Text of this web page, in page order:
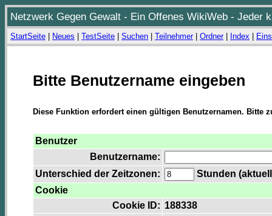
Netzwerk Gegen Gewalt - Ein Offenes WikiWeb - Jeder
StartSeite Neues TestSeite Suchen Teilnehmer| Ordner| Index
Bitte Benutzername eingeben
Diese Funktion erfordert einen gültigen Benutzernamen. Bitte
Benutzer
Benutzername:
Unterschied der Zeitzonen:
Stunden
Cookie
Cookie ID: 188338